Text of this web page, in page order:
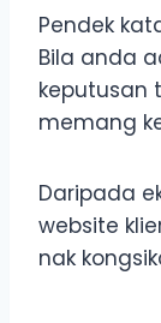
Pendek
Bila anda
keputusan
memang
Daripada
website
nak